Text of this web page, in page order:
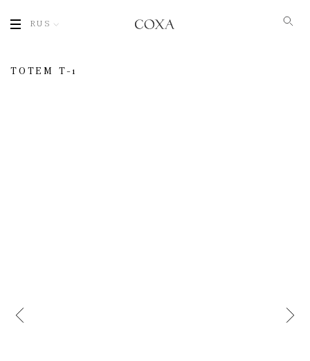
RUS
ТОТЕМ T-1